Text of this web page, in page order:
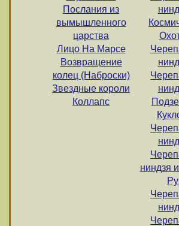
Послания из
вымышленного
царства
Лицо На Марсе
Возвращение
колец (Наброски)
Звездные короли
Коллапс
ниндзя